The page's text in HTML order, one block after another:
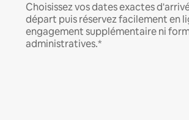
Choisissez vos dates exactes
départ puis réservez facilement en
engagement supplémentaire ni
administratives.*